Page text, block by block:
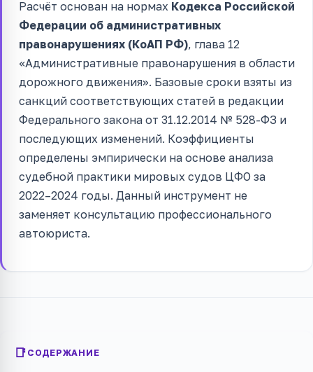
Расчёт основан на нормах Кодекса Российской
Федерации об административных
правонарушениях (КоАП РФ), глава 12
«Административные правонарушения в области
дорожного движения». Базовые сроки взяты из
санкций соответствующих статей в редакции
Федерального закона от 31.12.2014 № 528-ФЗ и
последующих изменений. Коэффициенты
определены эмпирически на основе анализа
судебной практики мировых судов ЦФО за
2022–2024 годы. Данный инструмент не
заменяет консультацию профессионального
автоюриста.
СОДЕРЖАНИЕ